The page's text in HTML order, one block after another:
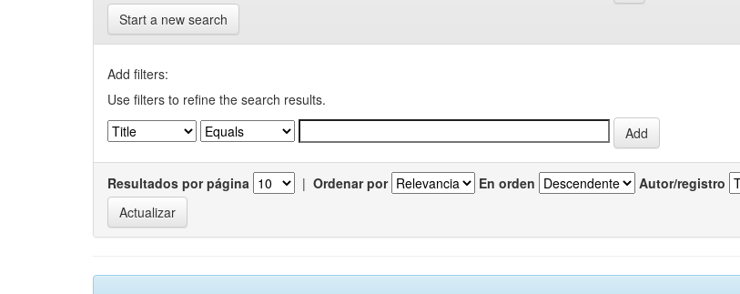
Start a new search
Add filters:
Use filters to refine the search results.
Resultados por página | Ordenar por En orden Autor/registro